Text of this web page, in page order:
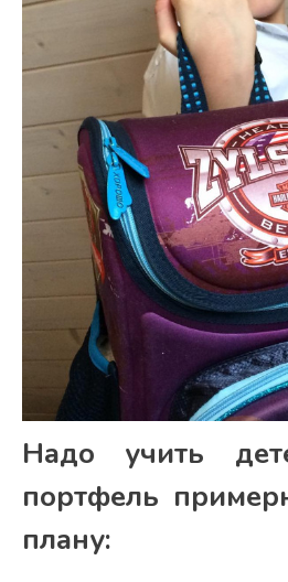
Надо учить
портфель
плану: